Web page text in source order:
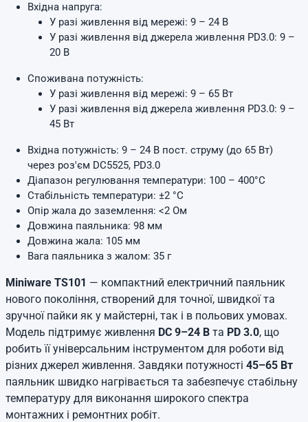
Вхідна напруга:
У разі живлення від мережі: 9 – 24 В
У разі живлення від джерела живлення PD3.0: 9 –
20 В
Споживана потужність:
У разі живлення від мережі: 9 – 65 Вт
У разі живлення від джерела живлення PD3.0: 9 –
45 Вт
Вхідна потужність: 9 – 24 В пост. струму (до 65 Вт)
через роз'єм DC5525, PD3.0
Діапазон регулювання температури: 100 – 400°C
Стабільність температури: ±2 °C
Опір жала до заземлення: <2 Ом
Довжина паяльника: 98 мм
Довжина жала: 105 мм
Вага паяльника з жалом: 35 г
Miniware TS101 — компактний електричний паяльник
нового покоління, створений для точної, швидкої та
зручної пайки як у майстерні, так і в польових умовах.
Модель підтримує живлення DC 9–24 В та PD 3.0, що
робить її універсальним інструментом для роботи від
різних джерел живлення. Завдяки потужності 45–65 Вт
паяльник швидко нагрівається та забезпечує стабільну
температуру для виконання широкого спектра
монтажних і ремонтних робіт.